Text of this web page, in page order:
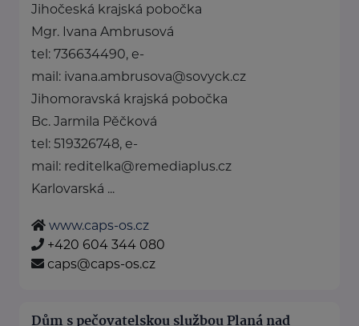
Jihočeská krajská pobočka
Mgr. Ivana Ambrusová
tel: 736634490, e-
mail: ivana.ambrusova@sovyck.cz
Jihomoravská krajská pobočka
Bc. Jarmila Pěčková
tel: 519326748, e-
mail: reditelka@remediaplus.cz
Karlovarská ...
www.caps-os.cz
+420 604 344 080
caps@caps-os.cz